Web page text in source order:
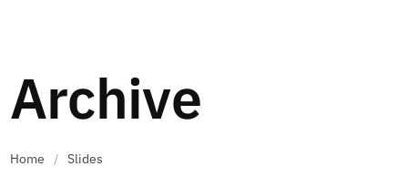
Archive
Home / Slides